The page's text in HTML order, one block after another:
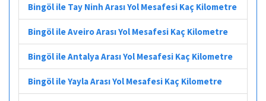
Bingöl ile Tay Ninh Arası Yol Mesafesi Kaç Kilometre
Bingöl ile Aveiro Arası Yol Mesafesi Kaç Kilometre
Bingöl ile Antalya Arası Yol Mesafesi Kaç Kilometre
Bingöl ile Yayla Arası Yol Mesafesi Kaç Kilometre